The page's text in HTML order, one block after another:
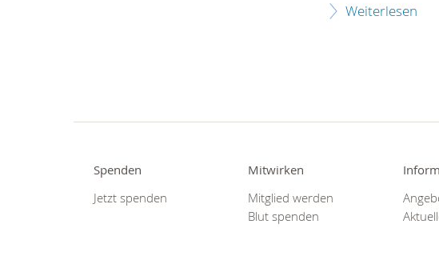
Weiterlesen
Spenden
Jetzt spenden
Mitwirken
Mitglied werden
Blut spenden